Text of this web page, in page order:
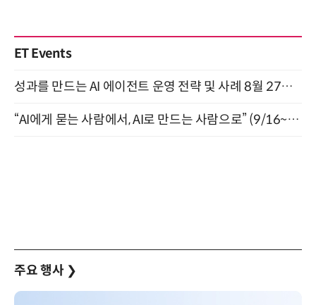
ET Events
성과를 만드는 AI 에이전트 운영 전략 및 사례 8월 27일 개최
“AI에게 묻는 사람에서, AI로 만드는 사람으로” (9/16~17)
주요 행사 ❯